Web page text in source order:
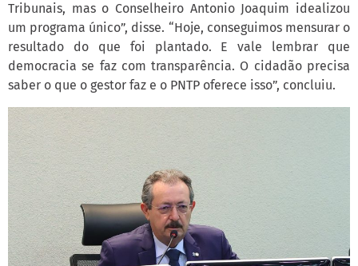
Tribunais, mas o Conselheiro Antonio Joaquim idealizou
um programa único”, disse. “Hoje, conseguimos mensurar o
resultado do que foi plantado. E vale lembrar que
democracia se faz com transparência. O cidadão precisa
saber o que o gestor faz e o PNTP oferece isso”, concluiu.